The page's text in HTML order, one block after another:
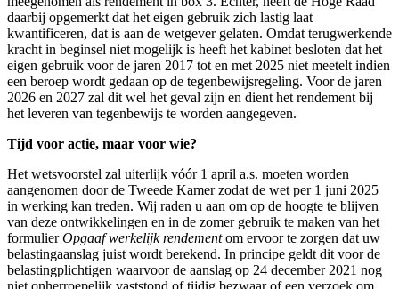
daarbij opgemerkt dat het eigen gebruik zich lastig laat
kwantificeren, dat is aan de wetgever gelaten. Omdat terugwerkende
kracht in beginsel niet mogelijk is heeft het kabinet besloten dat het
eigen gebruik voor de jaren 2017 tot en met 2025 niet meetelt indien
een beroep wordt gedaan op de tegenbewijsregeling. Voor de jaren
2026 en 2027 zal dit wel het geval zijn en dient het rendement bij
het leveren van tegenbewijs te worden aangegeven.
Tijd voor actie, maar voor wie?
Het wetsvoorstel zal uiterlijk vóór 1 april a.s. moeten worden
aangenomen door de Tweede Kamer zodat de wet per 1 juni 2025
in werking kan treden. Wij raden u aan om op de hoogte te blijven
van deze ontwikkelingen en in de zomer gebruik te maken van het
formulierOpgaaf werkelijk rendementom ervoor te zorgen dat uw
belastingaanslag juist wordt berekend. In principe geldt dit voor de
belastingplichtigen waarvoor de aanslag op 24 december 2021 nog